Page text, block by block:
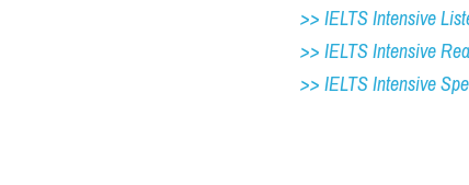
>> IELTS Intensive
>> IELTS Intensive
>> IELTS Intensive